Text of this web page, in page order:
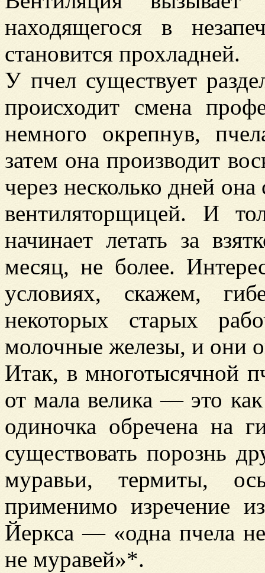
находящегося в
становится прохладней.
У пчел существует
происходит смена
немного окрепнув,
затем она производит
через несколько дней
вентиляторщицей. И
начинает летать за
месяц, не более.
условиях, скажем,
некоторых старых
молочные железы, и они
Итак, в многотысячной
от мала велика — это
одиночка обречена на
существовать порознь
муравьи, термиты,
применимо изречение
Йеркса — «одна пчела
не муравей»*.